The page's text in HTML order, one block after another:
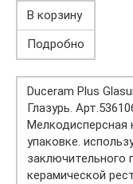
В корзину
Подробно
Duceram Plus
Глазурь.
Мелкодисперсная
упаковке.
заключительного
керамической